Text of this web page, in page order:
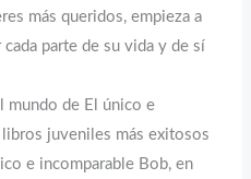
más queridos, empieza a
parte de su vida y de sí
mundo de El único e
juveniles más exitosos
e incomparable Bob, en